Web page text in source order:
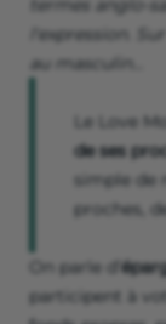
termes anglo-
l'expression.
au masculin…
Le Love
de ses
simple de
proches,
On parle d’
participent à